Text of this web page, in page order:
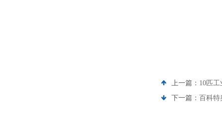
上一篇： 10匹
下一篇： 百科